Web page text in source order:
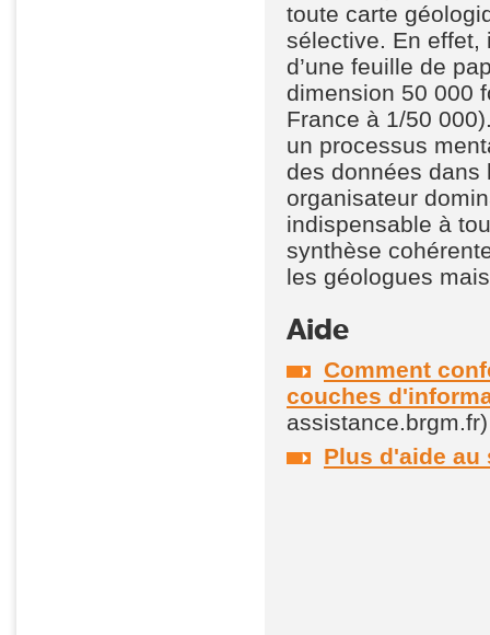
toute carte
sélective. En effet,
d’une feuille de
dimension 50 000
France à 1/50
un processus
des données dans
organisateur
indispensable à
synthèse
les géologues
Aide
Comment
couches
assistance.brgm.fr)
Plus d'aide au